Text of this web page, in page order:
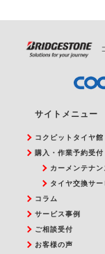
サイトメニュー
コクピットタイヤ
購入・作業予約受付
カーメンテナン
タイヤ交換サー
コラム
サービス事例
ご相談受付
お客様の声